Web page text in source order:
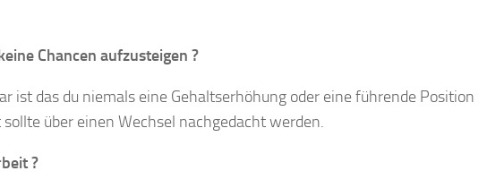
Chancen aufzusteigen ?
ist das du niemals eine Gehaltserhöhung oder eine führende Position
über einen Wechsel nachgedacht werden.
?